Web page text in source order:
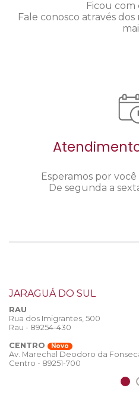
Ficou com
Fale conosco através
Esperamos por
De segunda a
JARAGUÁ DO SUL
RAU
Rua dos Imigrantes, 500
Rau - 89254-430
CENTRO
Novo
Av. Marechal Deodoro da
Centro - 89251-700